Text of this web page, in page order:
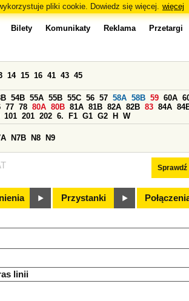
pliki cookie. Dowiedz się więcej. więcej
Bilety Komunikaty Reklama Przetargi
Sprawdź
14 15 16 41 43 45
54B 55A 55B 55C 56 57 58A 58B 59 60A
77 78 80A 80B 81A 81B 82A 82B 83 84A
101 201 202 6. F1 G1 G2 H W
N7B N8 N9
Przystanki
linii